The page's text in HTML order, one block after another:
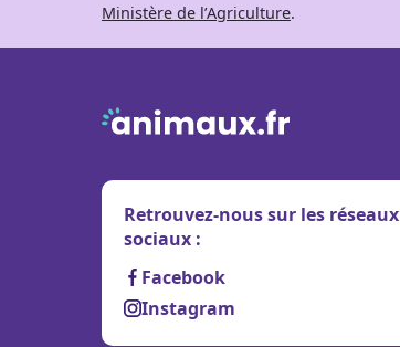
Ministère de l’Agriculture.
Retrouvez-nous sur les réseaux
sociaux :
Facebook
Instagram